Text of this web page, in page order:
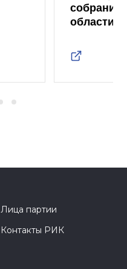
собрание
области
Лица партии
Контакты РИК